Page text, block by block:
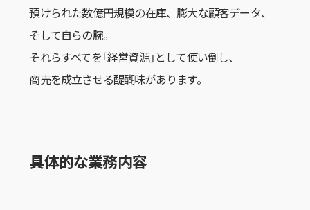
預けられた数億円規模の在庫、膨大な顧客データ、
そして自らの腕。
それらすべてを「経営資源」として使い倒し、
商売を成立させる醍醐味があります。
具体的な業務内容